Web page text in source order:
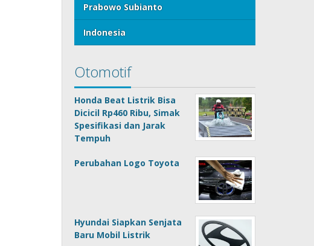
Prabowo Subianto
Indonesia
Otomotif
Honda Beat Listrik Bisa
Dicicil Rp460 Ribu, Simak
Spesifikasi dan Jarak
Tempuh
Perubahan Logo Toyota
Hyundai Siapkan Senjata
Baru Mobil Listrik